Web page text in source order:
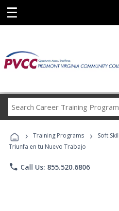
☰
Career
› Training Programs › Soft
Triunfa en tu Nuevo Trabajo
phone Call Us: 855.520.6806